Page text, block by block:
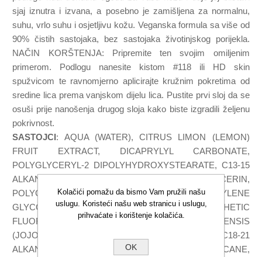
sjaj iznutra i izvana, a posebno je zamišljena za normalnu,
suhu, vrlo suhu i osjetljivu kožu. Veganska formula sa više od
90% čistih sastojaka, bez sastojaka životinjskog porijekla.
NAČIN KORŠTENJA: Pripremite ten svojim omiljenim
primerom. Podlogu nanesite kistom #118 ili HD skin
spužvicom te ravnomjerno aplicirajte kružnim pokretima od
sredine lica prema vanjskom dijelu lica. Pustite prvi sloj da se
osuši prije nanošenja drugog sloja kako biste izgradili željenu
pokrivnost.
SASTOJCI: AQUA (WATER), CITRUS LIMON (LEMON)
FRUIT EXTRACT, DICAPRYLYL CARBONATE,
POLYGLYCERYL-2 DIPOLYHYDROXYSTEARATE, C13-15
ALKANE, ISODODECANE, PROPANEDIOL, GLYCERIN,
POLYGLYCERYL-3 DIISOSTEARATE, PENTYLENE
GLYCOL, HEPTYL UNDECYLENATE, SYNTHETIC
FLUORPHLOGOPITE, SIMMONDSIA CHINENSIS
(JOJOBA) SEED OIL, SODIUM CHLORIDE, C18-21
ALKANE, STEARALKONIUM HECTORITE, UNDECANE,
Kolačići pomažu da bismo Vam pružili našu
uslugu. Koristeći našu web stranicu i uslugu,
prihvaćate i korištenje kolačića.
OK